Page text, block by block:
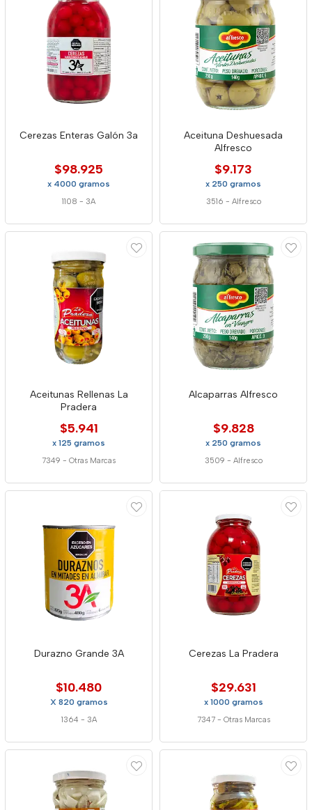
Cerezas Enteras Galón 3a
$98.925
x 4000 gramos
1108 - 3A
Aceituna Deshuesada
Alfresco
$9.173
x 250 gramos
3516 - Alfresco
Aceitunas Rellenas La
Pradera
$5.941
x 125 gramos
7349 - Otras Marcas
Alcaparras Alfresco
$9.828
x 250 gramos
3509 - Alfresco
Durazno Grande 3A
$10.480
X 820 gramos
1364 - 3A
Cerezas La Pradera
$29.631
x 1000 gramos
7347 - Otras Marcas